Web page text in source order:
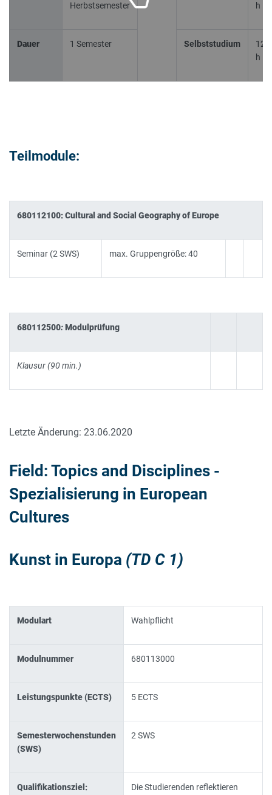
Herbstsemester
h
Dauer 1 Semester Selbststudium
120
h
Teilmodule:
680112100: Cultural and Social Geography of Europe
Seminar (2 SWS) max. Gruppengröße: 40
680112500:Modulprüfung
Klausur (90 min.)
Letzte Änderung: 23.06.2020
Field: Topics and Disciplines -
Spezialisierung in European
Cultures
Kunst in Europa (TD C 1)
Modulart Wahlpflicht
Modulnummer 680113000
Leistungspunkte (ECTS) 5 ECTS
Semesterwochenstunden
(SWS)
2 SWS
Qualifikationsziel:
Die Studierenden reflektieren